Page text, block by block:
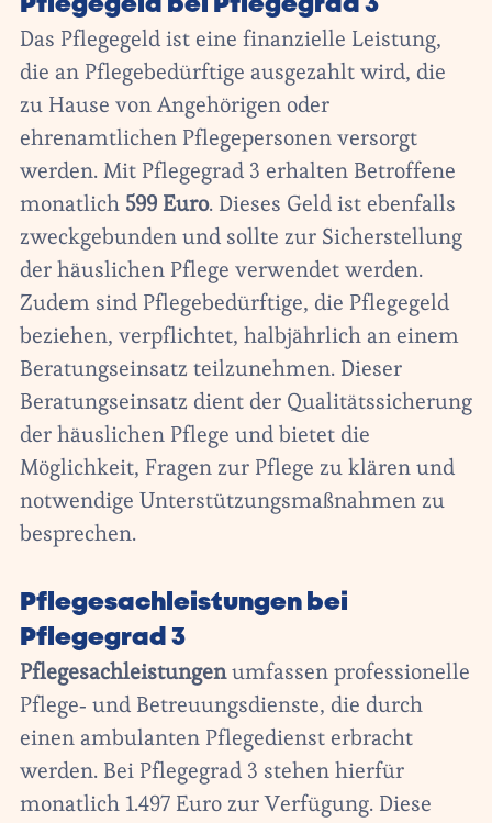
Pflegegeld bei Pflegegrad 3
Das Pflegegeld ist eine finanzielle Leistung,
die an Pflegebedürftige ausgezahlt wird, die
zu Hause von Angehörigen oder
ehrenamtlichen Pflegepersonen versorgt
werden. Mit Pflegegrad 3 erhalten Betroffene
monatlich 599 Euro. Dieses Geld ist ebenfalls
zweckgebunden und sollte zur Sicherstellung
der häuslichen Pflege verwendet werden.
Zudem sind Pflegebedürftige, die Pflegegeld
beziehen, verpflichtet, halbjährlich an einem
Beratungseinsatz teilzunehmen. Dieser
Beratungseinsatz dient der Qualitätssicherung
der häuslichen Pflege und bietet die
Möglichkeit, Fragen zur Pflege zu klären und
notwendige Unterstützungsmaßnahmen zu
besprechen.
Pflegesachleistungen bei
Pflegegrad 3
Pflegesachleistungenumfassen professionelle
Pflege- und Betreuungsdienste, die durch
einen ambulanten Pflegedienst erbracht
werden. Bei Pflegegrad 3 stehen hierfür
monatlich 1.497 Euro zur Verfügung. Diese